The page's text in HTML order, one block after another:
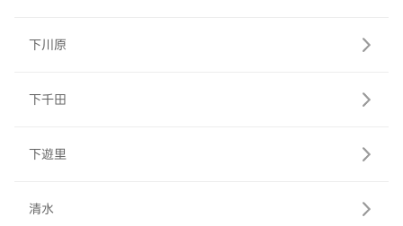
下川原
下千田
下遊里
清水